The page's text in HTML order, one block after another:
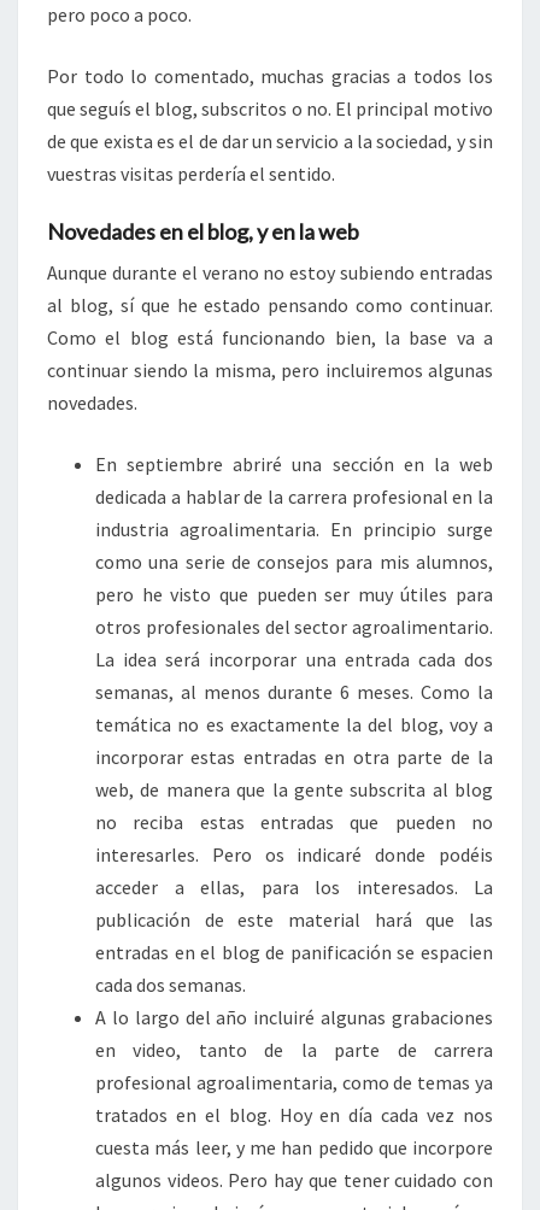
pero poco a poco.
Por todo lo comentado, muchas gracias a todos los
que seguís el blog, subscritos o no. El principal motivo
de que exista es el de dar un servicio a la sociedad, y sin
vuestras visitas perdería el sentido.
Novedades en el blog, y en la web
Aunque durante el verano no estoy subiendo entradas
al blog, sí que he estado pensando como continuar.
Como el blog está funcionando bien, la base va a
continuar siendo la misma, pero incluiremos algunas
novedades.
En septiembre abriré una sección en la web
dedicada a hablar de la carrera profesional en la
industria agroalimentaria. En principio surge
como una serie de consejos para mis alumnos,
pero he visto que pueden ser muy útiles para
otros profesionales del sector agroalimentario.
La idea será incorporar una entrada cada dos
semanas, al menos durante 6 meses. Como la
temática no es exactamente la del blog, voy a
incorporar estas entradas en otra parte de la
web, de manera que la gente subscrita al blog
no reciba estas entradas que pueden no
interesarles. Pero os indicaré donde podéis
acceder a ellas, para los interesados. La
publicación de este material hará que las
entradas en el blog de panificación se espacien
cada dos semanas.
A lo largo del año incluiré algunas grabaciones
en video, tanto de la parte de carrera
profesional agroalimentaria, como de temas ya
tratados en el blog. Hoy en día cada vez nos
cuesta más leer, y me han pedido que incorpore
algunos videos. Pero hay que tener cuidado con